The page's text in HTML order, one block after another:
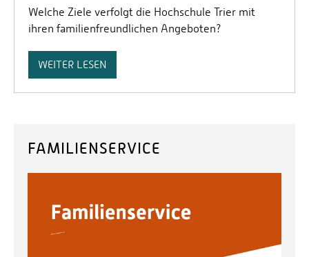
Welche Ziele verfolgt die Hochschule Trier mit
ihren familienfreundlichen Angeboten?
WEITER LESEN
FAMILIENSERVICE